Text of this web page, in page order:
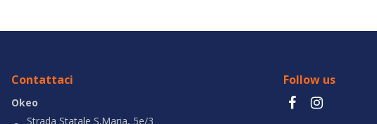
Contattaci
Okeo
Strada Statale S.Maria, 5e/3
Follow us